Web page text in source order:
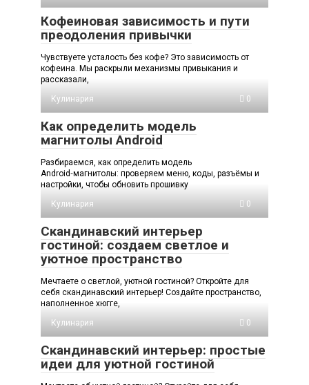
Кофеиновая зависимость и пути
преодоления привычки
Чувствуете усталость без кофе? Это зависимость от
кофеина. Мы раскрыли механизмы привыкания и
рассказали,
Кулинария
0
Как определить модель
магнитолы Android
Разбираемся, как определить модель
Android‑магнитолы: проверяем меню, коды, разъёмы и
настройки, чтобы обновить прошивку
Кулинария
0
Скандинавский интерьер
гостиной: создаем светлое и
уютное пространство
Мечтаете о светлой, уютной гостиной? Откройте для
себя скандинавский интерьер! Создайте пространство,
наполненное хюгге,
Кулинария
0
Скандинавский интерьер: простые
идеи для уютной гостиной